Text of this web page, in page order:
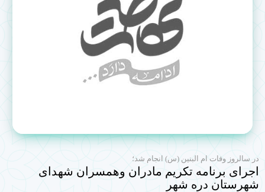
در سالروز وفات ام البنین (س) انجام شد؛
اجرای برنامه تکریم مادران وهمسران شهدای
شهرستان دره شهر